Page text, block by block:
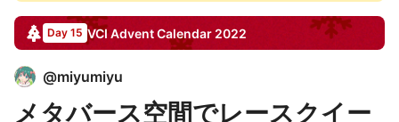
Day 15 VCIAdvent Calendar 2022
@miyumiyu
メタバース空間でレースクイー